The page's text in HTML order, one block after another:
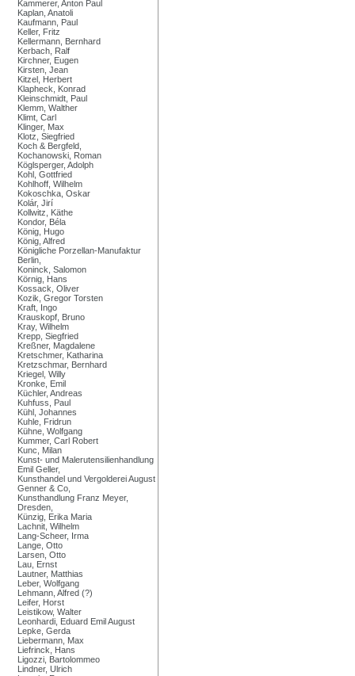
Kammerer, Anton Paul
Kaplan, Anatoli
Kaufmann, Paul
Keller, Fritz
Kellermann, Bernhard
Kerbach, Ralf
Kirchner, Eugen
Kirsten, Jean
Kitzel, Herbert
Klapheck, Konrad
Kleinschmidt, Paul
Klemm, Walther
Klimt, Carl
Klinger, Max
Klotz, Siegfried
Koch & Bergfeld,
Kochanowski, Roman
Köglsperger, Adolph
Kohl, Gottfried
Kohlhoff, Wilhelm
Kokoschka, Oskar
Kolár, Jirí
Kollwitz, Käthe
Kondor, Béla
König, Hugo
König, Alfred
Königliche Porzellan-Manufaktur
Berlin,
Koninck, Salomon
Körnig, Hans
Kossack, Oliver
Kozik, Gregor Torsten
Kraft, Ingo
Krauskopf, Bruno
Kray, Wilhelm
Krepp, Siegfried
Kreßner, Magdalene
Kretschmer, Katharina
Kretzschmar, Bernhard
Kriegel, Willy
Kronke, Emil
Küchler, Andreas
Kuhfuss, Paul
Kühl, Johannes
Kuhle, Fridrun
Kühne, Wolfgang
Kummer, Carl Robert
Kunc, Milan
Kunst- und Malerutensilienhandlung
Emil Geller,
Kunsthandel und Vergolderei August
Genner & Co,
Kunsthandlung Franz Meyer,
Dresden,
Künzig, Erika Maria
Lachnit, Wilhelm
Lang-Scheer, Irma
Lange, Otto
Larsen, Otto
Lau, Ernst
Lautner, Matthias
Leber, Wolfgang
Lehmann, Alfred (?)
Leifer, Horst
Leistikow, Walter
Leonhardi, Eduard Emil August
Lepke, Gerda
Liebermann, Max
Liefrinck, Hans
Ligozzi, Bartolommeo
Lindner, Ulrich